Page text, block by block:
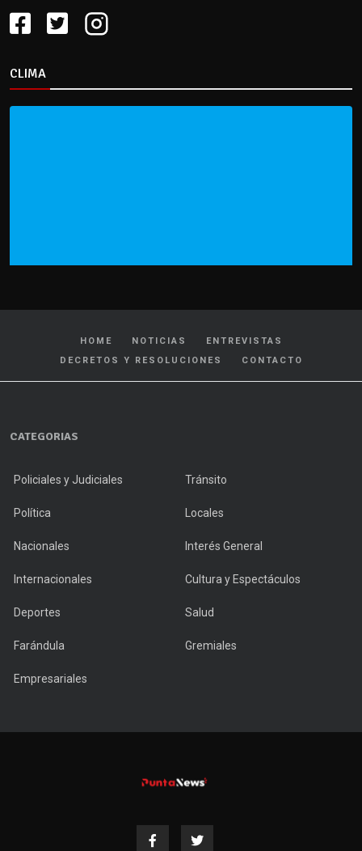
CLIMA
HOME NOTICIAS
ENTREVISTAS
DECRETOS Y RESOLUCIONES
CONTACTO
CATEGORIAS
Policiales y Judiciales Tránsito
Política Locales
Nacionales Interés General
Internacionales Cultura y Espectáculos
Deportes Salud
Farándula Gremiales
Empresariales